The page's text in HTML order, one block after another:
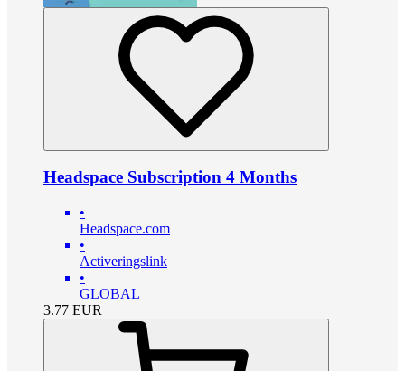
Headspace Subscription 4 Months
•
Headspace.com
•
Activeringslink
•
GLOBAL
3.77 EUR